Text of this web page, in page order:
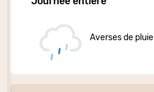
Averses de pluie